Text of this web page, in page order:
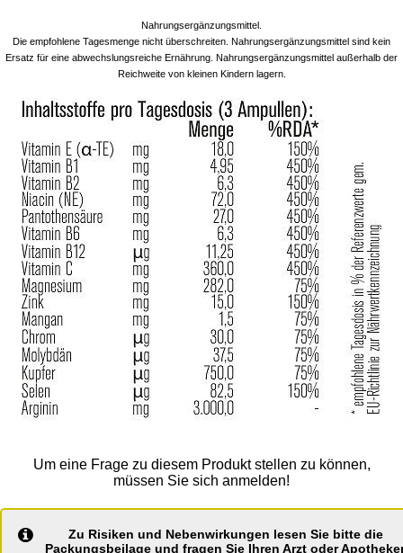
Nahrungsergänzungsmittel.
Die empfohlene Tagesmenge nicht überschreiten. Nahrungsergänzungsmittel sind kein
Ersatz für eine abwechslungsreiche Ernährung. Nahrungsergänzungsmittel außerhalb der
Reichweite von kleinen Kindern lagern.
Um eine Frage zu diesem Produkt stellen zu können,
müssen Sie sich anmelden!
Zu Risiken und Nebenwirkungen lesen Sie bitte die
Packungsbeilage und fragen Sie Ihren Arzt oder